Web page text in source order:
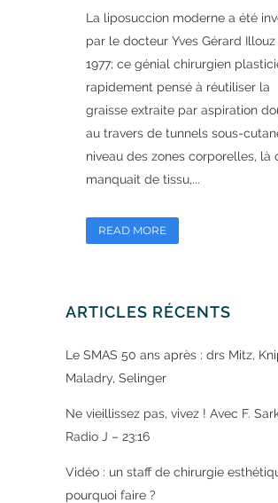
La liposuccion moderne a été
par le docteur Yves Gérard Illouz
1977; ce génial chirurgien
rapidement pensé à réutiliser la
graisse extraite par aspiration
au travers de tunnels sous-
niveau des zones corporelles, là
manquait de tissu,...
READ MORE
ARTICLES RÉCENTS
Le SMAS 50 ans après : drs Mitz,
Maladry, Selinger
Ne vieillissez pas, vivez ! Avec F.
Radio J – 23:16
Vidéo : un staff de chirurgie
pourquoi faire ?